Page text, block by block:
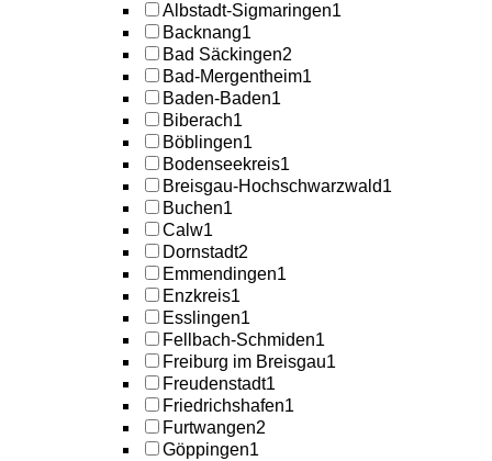
Albstadt-Sigmaringen1
Backnang1
Bad Säckingen2
Bad-Mergentheim1
Baden-Baden1
Biberach1
Böblingen1
Bodenseekreis1
Breisgau-Hochschwarzwald1
Buchen1
Calw1
Dornstadt2
Emmendingen1
Enzkreis1
Esslingen1
Fellbach-Schmiden1
Freiburg im Breisgau1
Freudenstadt1
Friedrichshafen1
Furtwangen2
Göppingen1